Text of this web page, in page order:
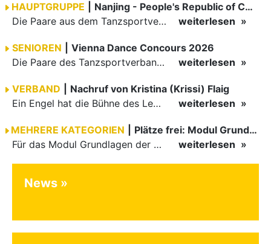
HAUPTGRUPPE
Nanjing - People's Republic of China
Die Paare aus dem Tanzsportverband Baden-Württemberg (TBW) haben beim hochklassig besetzten WDSF GrandSlam im chinesischen Nanjing wieder einmal auf internationalem Top-Niveau geglänzt. Das…
weiterlesen
SENIOREN
Vienna Dance Concours 2026
Die Paare des Tanzsportverbandes Baden-Württemberg (TBW) glänzten auf dem internationalen Parkett des Vienna Dance Concourse 2026 im Wiener Rathaus mit hervorragenden Platzierungen Ergebnisse unter: …
weiterlesen
VERBAND
Nachruf von Kristina (Krissi) Flaig
Ein Engel hat die Bühne des Lebens verlassen. Viel zu früh, plötzlich und für uns alle unfassbar, wurde unsere geliebte Kristina (Krissi) Flaig im Alter von 36 Jahren aus dem Leben gerissen. Das Tanzen…
weiterlesen
MEHRERE KATEGORIEN
Plätze frei: Modul Grundlagen
Für das Modul Grundlagen der Breitensportausbildung vom 10. bis 13. September an der Landessportschule Albstadt sind noch Plätze frei. Das Modul kann auch für den Lizenzerhalt (30 LE fachlich) genutzt…
weiterlesen
News